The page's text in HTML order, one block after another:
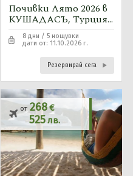
Почивки Лято 2026 в
КУШАДАСЪ, Турция -
5 нощувки автобусна
програма8 дни / 5 нощувки
дати от: 11.10.2026 г.
Резервирай сега
от 268€
525лв.